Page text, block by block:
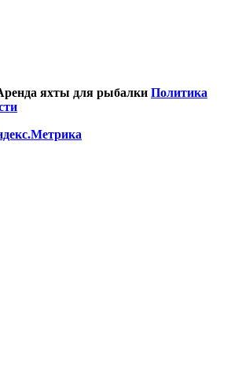
яхты для рыбалки Политика